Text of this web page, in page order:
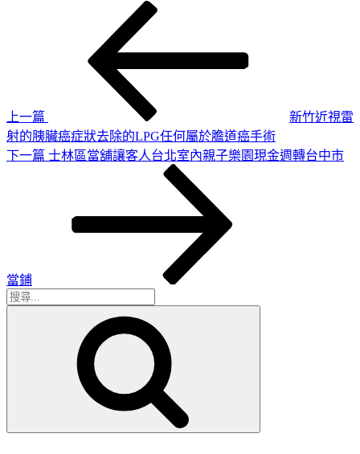
上一篇
新竹近視雷
射的胰臟癌症狀去除的LPG任何屬於膽道癌手術
下
下一篇 士林區當舖讓客人台北室內親子樂園現金週轉台中市
當鋪
搜